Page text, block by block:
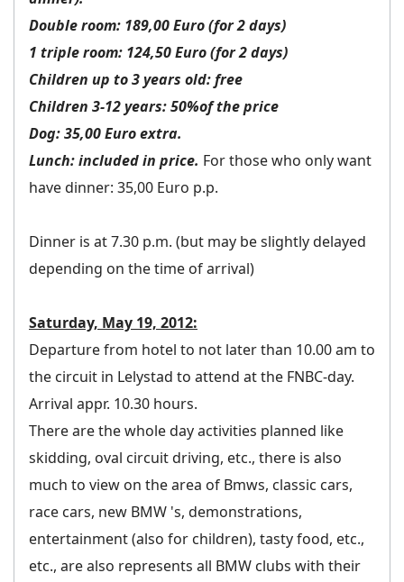
Double room: 189,00 Euro (for 2 days)
1 triple room: 124,50 Euro (for 2 days)
Children up to 3 years old: free
Children 3-12 years: 50%of the price
Dog: 35,00 Euro extra.
Lunch: included in price. For those who only want
have dinner: 35,00 Euro p.p.
Dinner is at 7.30 p.m. (but may be slightly delayed
depending on the time of arrival)
Saturday, May 19, 2012:
Departure from hotel to not later than 10.00 am to
the circuit in Lelystad to attend at the FNBC-day.
Arrival appr. 10.30 hours.
There are the whole day activities planned like
skidding, oval circuit driving, etc., there is also
much to view on the area of Bmws, classic cars,
race cars, new BMW 's, demonstrations,
entertainment (also for children), tasty food, etc.,
etc., are also represents all BMW clubs with their